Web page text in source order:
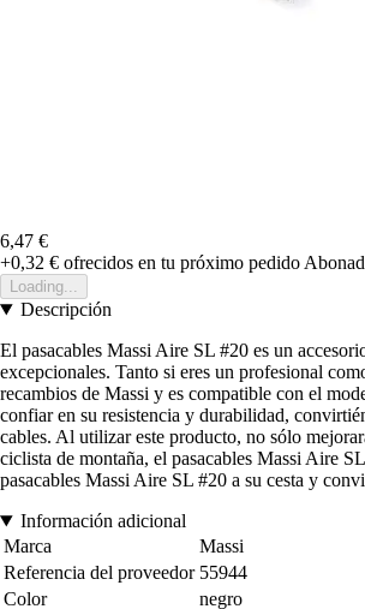
6,47 €
+0,32 € ofrecidos en tu próximo pedido
Loading...
Descripción
El pasacables Massi Aire SL #20 es un
excepcionales. Tanto si eres un profesional
recambios de Massi y es compatible con el
confiar en su resistencia y durabilidad,
cables. Al utilizar este producto, no sólo
ciclista de montaña, el pasacables Massi Aire
pasacables Massi Aire SL #20 a su cesta y
Información adicional
Marca
Massi
Referencia del proveedor 55944
Color
negro